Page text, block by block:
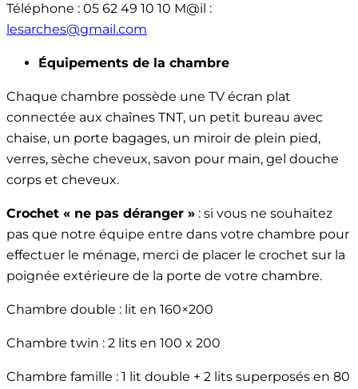
Téléphone : 05 62 49 10 10 M@il :
lesarches@gmail.com
Équipements de la chambre
Chaque chambre possède une TV écran plat
connectée aux chaînes TNT, un petit bureau avec
chaise, un porte bagages, un miroir de plein pied,
verres, sèche cheveux, savon pour main, gel douche
corps et cheveux.
Crochet « ne pas déranger » : si vous ne souhaitez
pas que notre équipe entre dans votre chambre pour
effectuer le ménage, merci de placer le crochet sur la
poignée extérieure de la porte de votre chambre.
Chambre double : lit en 160×200
Chambre twin : 2 lits en 100 x 200
Chambre famille : 1 lit double + 2 lits superposés en 80